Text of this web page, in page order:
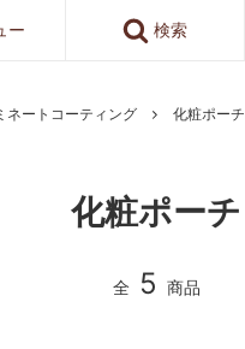
ー 検索
ネートコーティング 化粧ポーチ
化粧ポーチ
全 5 商品